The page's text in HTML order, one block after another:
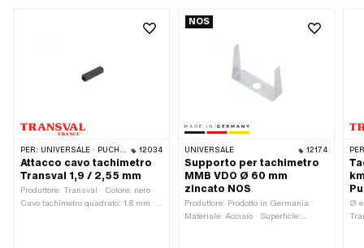
PER: UNIVERSALE · PUCH · SACHS · PONY / CILO (BETA 521 E 512) · PIAGGIO · ZÜNDAPP BELMONDO · SOLEX · TOMOS · CIAO BICICLETTA · ALPA CHOPPER / TURBO · CILO · DKW · FANTIC · GARELLI · HONDA · ERCOLE · OIL / OMC · KREIDLER · MALAGUTI · MBK / MOTOBÉCANE · MIELE · --- SI PREGA DI UTILIZZARE --- · MONARK · PEUGEOT · VITTORIA · YAMAHA · ZÜNDAPP · FRANCO MORINI 12034
Attacco cavo tachimetro
Transval 1,9 / 2,55 mm
Produttore: Transval · Colore: nero ·
Cavo tachimetro quadrato: 1.8 mm ·
NOS
UNIVERSALE 12174
Supporto per tachimetro
MMB VDO Ø 60 mm
zincato NOS
Produttore: Prodotto in Germania ·
Materiale: Acciaio · Superficie:
Ø